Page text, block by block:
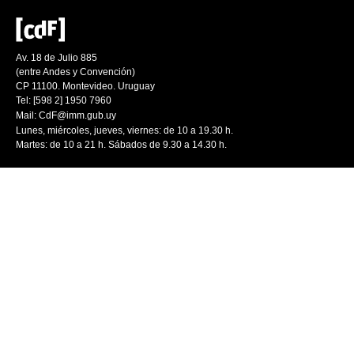
Av. 18 de Julio 885
(entre Andes y Convención)
CP 11100. Montevideo. Uruguay
Tel: [598 2] 1950 7960
Mail: CdF@imm.gub.uy
Lunes, miércoles, jueves, viernes: de 10 a 19.30 h.
Martes: de 10 a 21 h. Sábados de 9.30 a 14.30 h.